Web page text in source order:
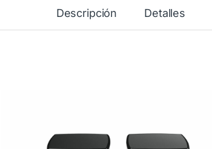
Descripción Detalles